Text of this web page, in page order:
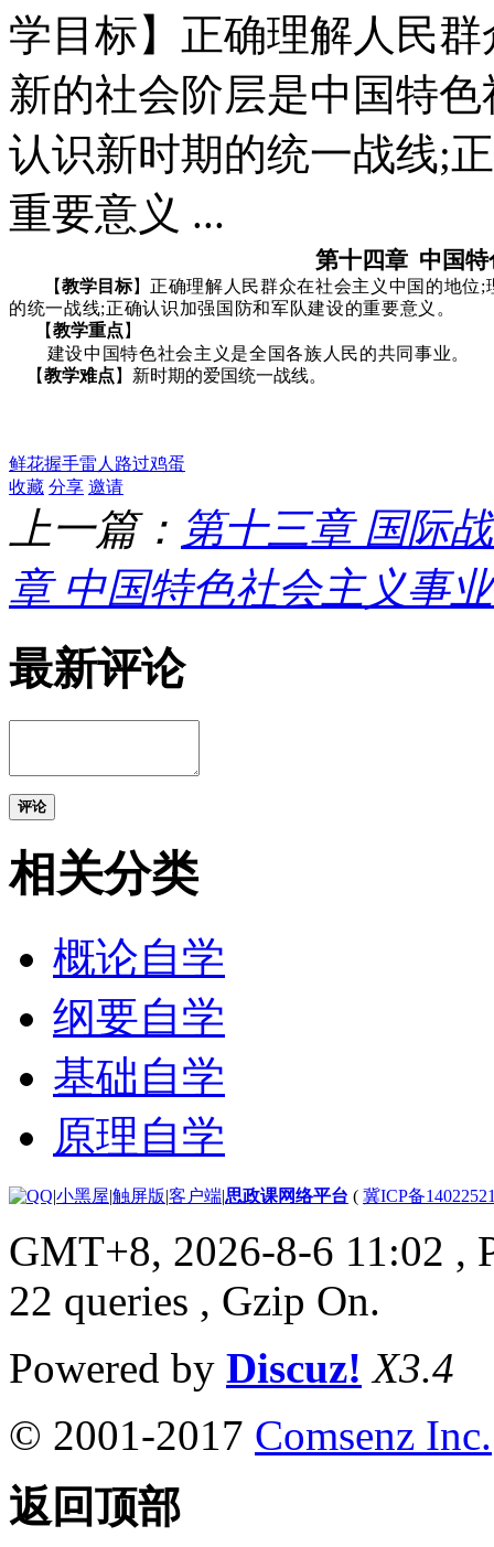
学目标】正确理解人民
新的社会阶层是中国特
认识新时期的统一战线;
重要意义 ...
第十四章 中国
【教学目标】 正确理解人民群众在社会主义中国的地位;
的统一战线;正确认识加强国防和军队建设的重要意义。
【教学重点 】
建设中国特色社会主义是全国各族人民的共同事业。
【教学难点 】 新时期的爱国统一战线。
鲜花握手雷人 路过鸡蛋
收藏 分享 邀请
上一篇： 第十三章 国际
章 中国特色社会主义事
最新评论
评论
相关分类
概论自学
纲要自学
基础自学
原理自学
|小黑屋|触屏版|客户端|思政课网络平台 ( 冀ICP备
GMT+8, 2026-8-6 11:02 ,
22 queries , Gzip On.
Powered by Discuz! X3.4
© 2001-2017 Comsenz Inc.
返回顶部